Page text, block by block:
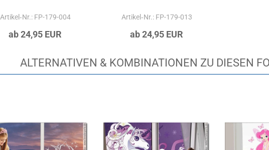
Artikel‑Nr.: FP-179-004
ab 24,95 EUR
Artikel‑Nr.: FP-179-013
ab 24,95 EUR
ALTERNATIVEN & KOMBINATIONEN ZU DIESEN